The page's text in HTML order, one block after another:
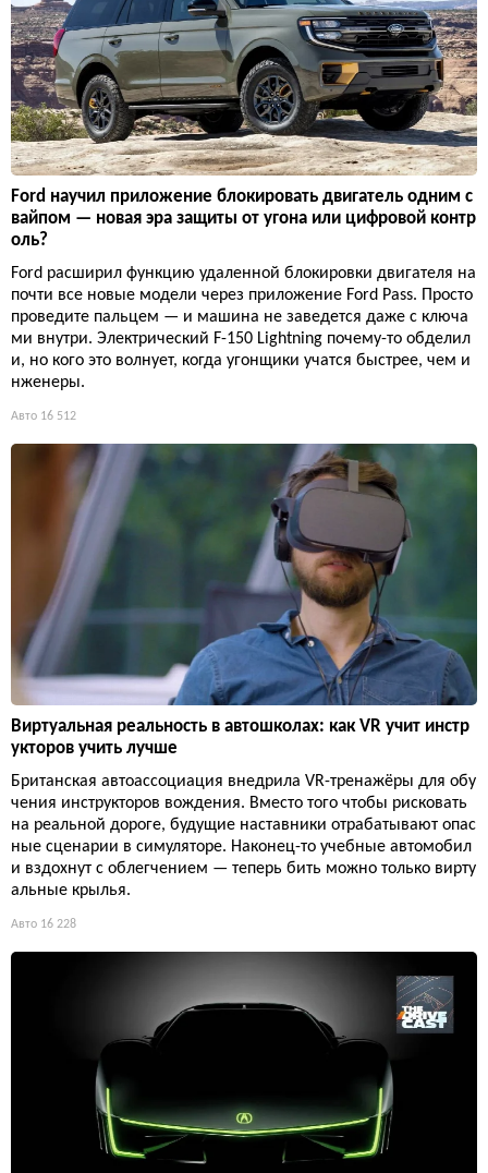
Ford научил приложение блокировать двигатель одним с
вайпом — новая эра защиты от угона или цифровой контр
оль?
Ford расширил функцию удаленной блокировки двигателя на
почти все новые модели через приложение Ford Pass. Просто
проведите пальцем — и машина не заведется даже с ключа
ми внутри. Электрический F-150 Lightning почему-то обделил
и, но кого это волнует, когда угонщики учатся быстрее, чем и
нженеры.
Авто 16 512
Виртуальная реальность в автошколах: как VR учит инстр
укторов учить лучше
Британская автоассоциация внедрила VR-тренажёры для обу
чения инструкторов вождения. Вместо того чтобы рисковать
на реальной дороге, будущие наставники отрабатывают опас
ные сценарии в симуляторе. Наконец-то учебные автомобил
и вздохнут с облегчением — теперь бить можно только вирту
альные крылья.
Авто 16 228